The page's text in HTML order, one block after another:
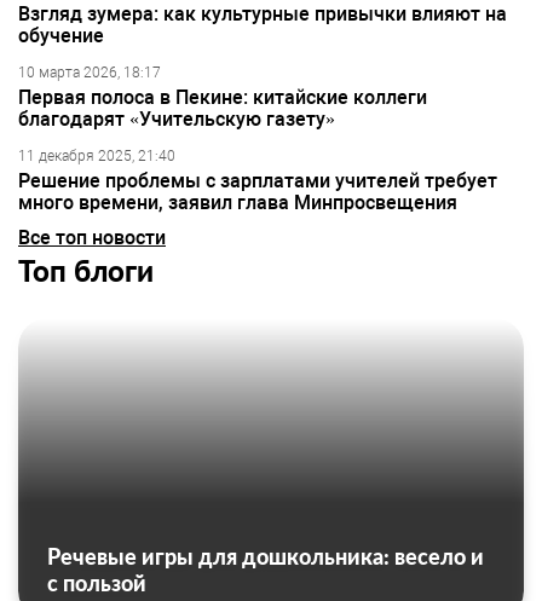
Взгляд зумера: как культурные привычки влияют на
обучение
10 марта 2026, 18:17
Первая полоса в Пекине: китайские коллеги
благодарят «Учительскую газету»
11 декабря 2025, 21:40
Решение проблемы с зарплатами учителей требует
много времени, заявил глава Минпросвещения
Все топ новости
Топ блоги
Речевые игры для дошкольника: весело и
с пользой